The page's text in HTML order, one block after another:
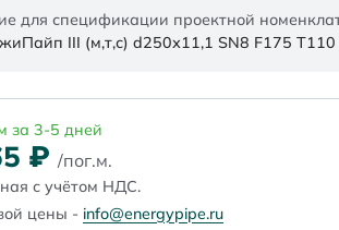
для спецификации проектной
III (м,т,с) d250х11,1 SN8 F175
за 3-5 дней
₽ /пог.м.
с учётом НДС.
цены - info@energypipe.ru